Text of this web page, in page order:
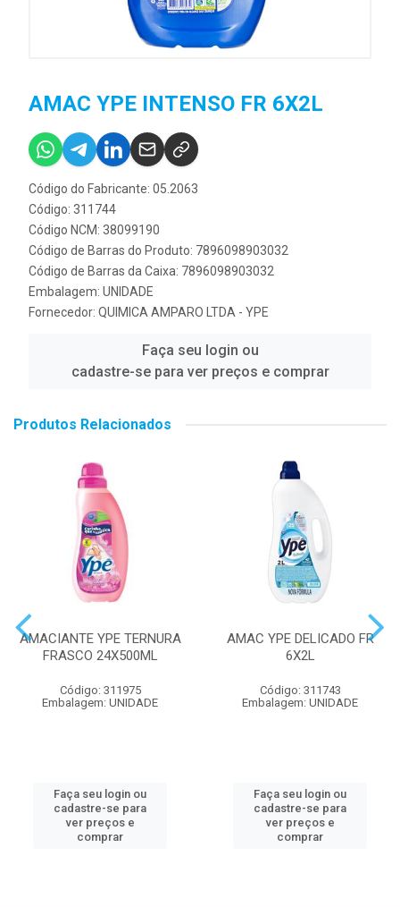
AMAC YPE INTENSO FR 6X2L
Código do Fabricante: 05.2063
Código: 311744
Código NCM: 38099190
Código de Barras do Produto: 7896098903032
Código de Barras da Caixa: 7896098903032
Embalagem: UNIDADE
Fornecedor: QUIMICA AMPARO LTDA - YPE
Faça seu login ou
cadastre-se para ver preços e comprar
Produtos Relacionados
AMACIANTE YPE TERNURA
FRASCO 24X500ML
Código: 311975
Embalagem: UNIDADE
Faça seu login ou
cadastre-se para
ver preços e
comprar
AMAC YPE DELICADO FR
6X2L
Código: 311743
Embalagem: UNIDADE
Faça seu login ou
cadastre-se para
ver preços e
comprar